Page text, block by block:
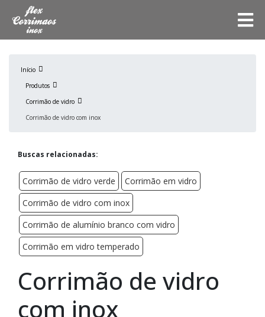
Início
Produtos
Corrimão de vidro
Corrimão de vidro com inox
Buscas relacionadas:
Corrimão de vidro verde
Corrimão em vidro
Corrimão de vidro com inox
Corrimão de alumínio branco com vidro
Corrimão em vidro temperado
Corrimão de vidro
com inox